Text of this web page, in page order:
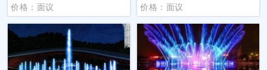
价格：面议 价格：面议